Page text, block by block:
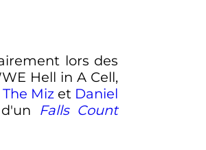
lors des
Hell in A Cell,
The Miz et Daniel
Falls Count